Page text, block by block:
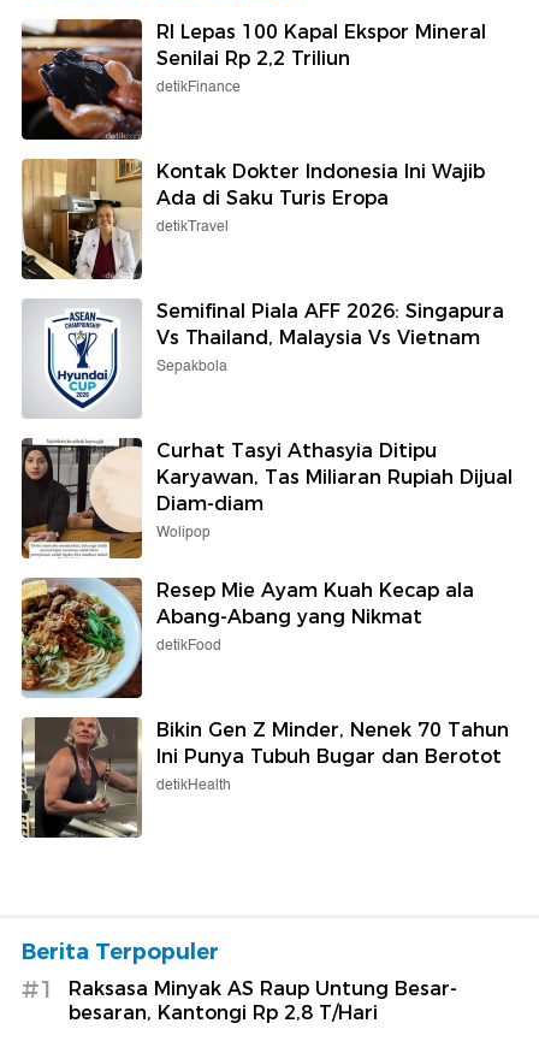
RI Lepas 100 Kapal Ekspor Mineral
Senilai Rp 2,2 Triliun
detikFinance
Kontak Dokter Indonesia Ini Wajib
Ada di Saku Turis Eropa
detikTravel
Semifinal Piala AFF 2026: Singapura
Vs Thailand, Malaysia Vs Vietnam
Sepakbola
Curhat Tasyi Athasyia Ditipu
Karyawan, Tas Miliaran Rupiah Dijual
Diam-diam
Wolipop
Resep Mie Ayam Kuah Kecap ala
Abang-Abang yang Nikmat
detikFood
Bikin Gen Z Minder, Nenek 70 Tahun
Ini Punya Tubuh Bugar dan Berotot
detikHealth
Berita Terpopuler
#1
Raksasa Minyak AS Raup Untung Besar-
besaran, Kantongi Rp 2,8 T/Hari